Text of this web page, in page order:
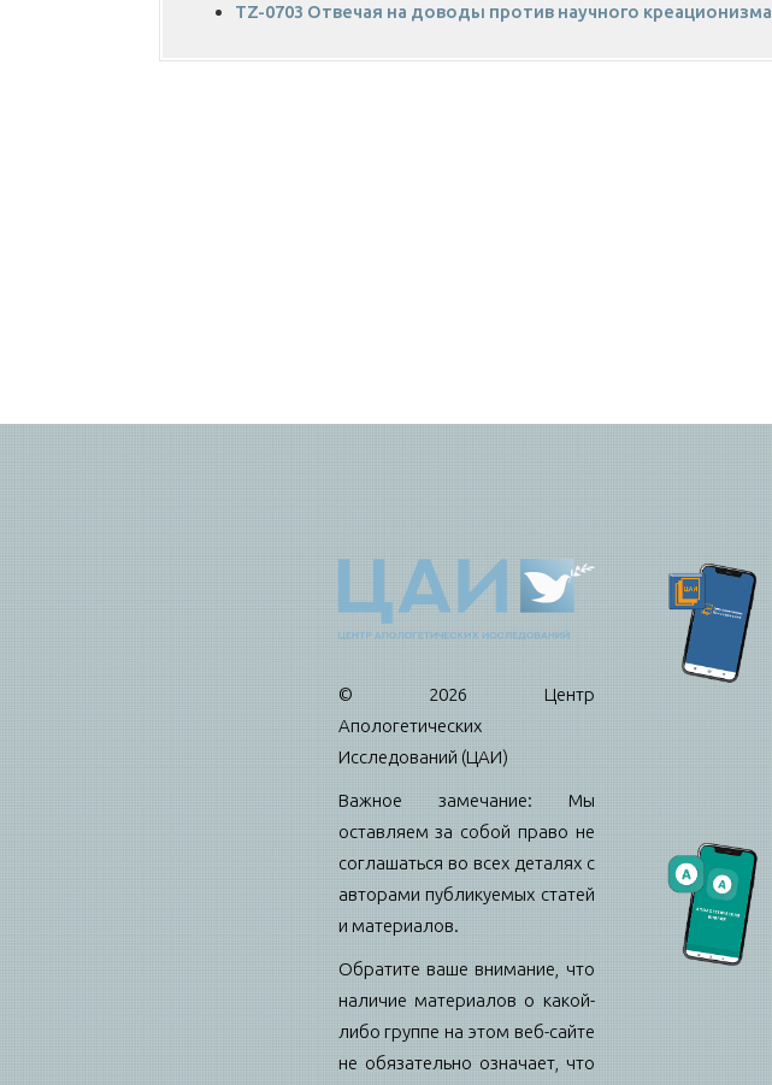
TZ-0703 Отвечая на доводы против научного креационизма
© 2026 Центр
Апологетических
Исследований (ЦАИ)
Важное замечание: Мы
оставляем за собой право не
соглашаться во всех деталях с
авторами публикуемых статей
и материалов.
Обратите ваше внимание, что
наличие материалов о какой-
либо группе на этом веб-сайте
не обязательно означает, что